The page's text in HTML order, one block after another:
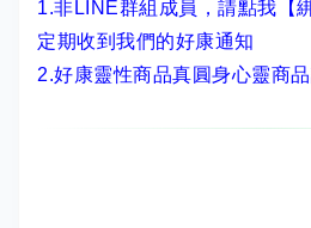
1.非LINE群組成員， 請點我【
定期收到我們的好康通知
2.好康靈性商品真圓身心靈商